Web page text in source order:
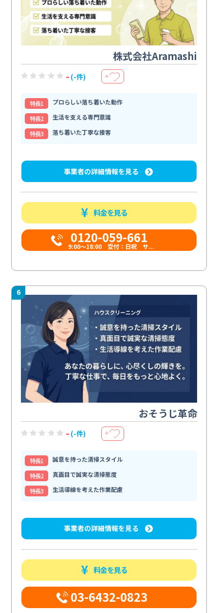
株式会社Aramashi
- (-件) ＋
特⻑1
プロらしい落ち着いた動作
特⻑2
生活を支える専門意識
特⻑3
落ち着いた丁寧な接客
事業者の詳細情報を見る
料金を見る
0120-059-661
9:00〜18:00 受付：日祝 サ...
6
おそうじ革命
- (-件) ＋
特⻑1
誠意を持った清掃スタイル
特⻑2
真面目で誠実な清掃態度
特⻑3
生活導線を考えた作業配慮
事業者の詳細情報を見る
料金を見る
03-6432-0823